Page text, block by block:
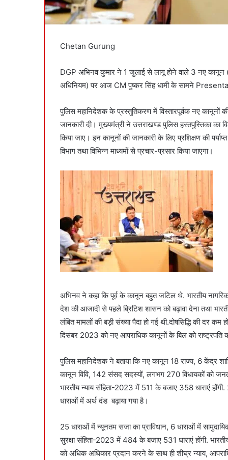
Chetan Gurung
DGP अभिनव कुमार ने 1 जुलाई से लागू होने वाले 3 नए कानून
अधिनियम) पर आज CM पुष्कर सिंह धामी के सामने
पुलिस महानिदेशक के प्रस्तुतिकरण में विस्तारपूर्वक नए
जानकारी दी। मुख्यमंत्री ने उत्तराखण्ड पुलिस हस्तपुस्तिका
किया जाए। इन कानूनों की जानकारी के लिए प्रशिक्षण की
विभाग तथा विभिन्न माध्यमों से प्रचार-प्रसार किया जाएगा।
अभिनव ने कहा कि पूर्व के कानून बहुत जटिल थे. भारतीय
देश की आजादी से पहले ब्रिटिश शासन को बढ़ावा देना तथा
लंबित मामलों की बड़ी संख्या पैदा हो गई थी.दोषसिद्धि की दर कम
दिसंबर 2023 को नए आपराधिक कानूनों के बिल को राष्ट्रपति
पुलिस महानिदेशक ने बताया कि नए कानून 18 राज्य, 6 केंद्र
कानून विवि, 142 संसद सदस्यों, लगभग 270 विधायकों को
भारतीय न्याय संहिता-2023 में 511 के बजाए 358 धाराएं
धाराओं में अर्थ दंड बढ़ाया गया है।
25 धाराओं में न्यूनतम सजा का प्राविधान, 6 धाराओं में
सुरक्षा संहिता-2023 में 484 के बजाए 531 धाराएं होंगी.
को अधिक अधिकार प्रदान करने के साथ ही शीघ्र न्याय,